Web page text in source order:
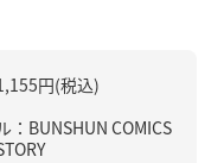
円(税込)
：BUNSHUN COMICS